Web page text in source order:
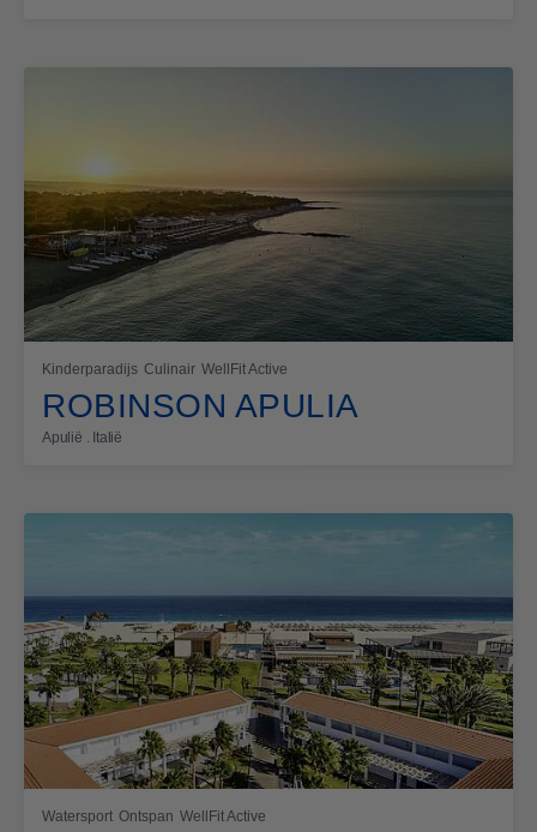
Kinderparadijs Culinair WellFit Active
ROBINSON APULIA
Apulië . Italië
Watersport Ontspan WellFit Active